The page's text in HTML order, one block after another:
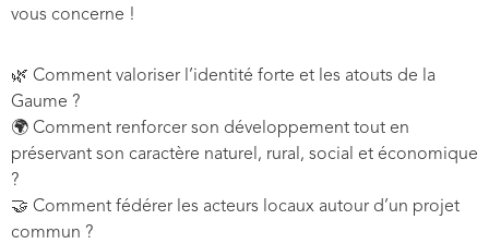
vous concerne !
🌿 Comment valoriser l’identité forte et les atouts de la
Gaume ?
🌍 Comment renforcer son développement tout en
préservant son caractère naturel, rural, social et économique
?
🤝 Comment fédérer les acteurs locaux autour d’un projet
commun ?